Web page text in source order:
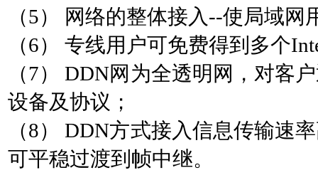
（5） 网络的整体接入--使局域网
（6） 专线用户可免费得到多个
（7） DDN网为全透明网，对客
设备及协议；
（8） DDN方式接入信息传输速
可平稳过渡到帧中继。